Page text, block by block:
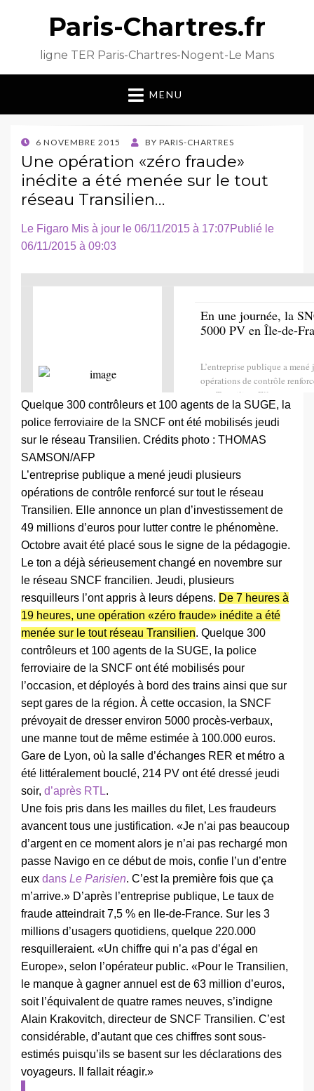
Paris-Chartres.fr
ligne TER Paris-Chartres-Nogent-Le Mans
MENU
POSTED
ON
6 NOVEMBRE 2015 BY PARIS-CHARTRES
Une opération «zéro fraude»
inédite a été menée sur le tout
réseau Transilien…
Le Figaro Mis à jour le 06/11/2015 à 17:07Publié le
06/11/2015 à 09:03
En une journée, la
5000 PV en Île-de-
L’entreprise publique a
opérations de contrôle
eau Transilien. Elle annonce
issement de 49 millions d’e…
Quelque 300 contrôleurs et 100 agents de la SUGE, la
police ferroviaire de la SNCF ont été mobilisés jeudi
sur le réseau Transilien. Crédits photo : THOMAS
SAMSON/AFP
L’entreprise publique a mené jeudi plusieurs
opérations de contrôle renforcé sur tout le réseau
Transilien. Elle annonce un plan d’investissement de
49 millions d’euros pour lutter contre le phénomène.
Octobre avait été placé sous le signe de la pédagogie.
Le ton a déjà sérieusement changé en novembre sur
le réseau SNCF francilien. Jeudi, plusieurs
resquilleurs l’ont appris à leurs dépens. De 7 heures à
19 heures, une opération «zéro fraude» inédite a été
menée sur le tout réseau Transilien. Quelque 300
contrôleurs et 100 agents de la SUGE, la police
ferroviaire de la SNCF ont été mobilisés pour
l’occasion, et déployés à bord des trains ainsi que sur
sept gares de la région. À cette occasion, la SNCF
prévoyait de dresser environ 5000 procès-verbaux,
une manne tout de même estimée à 100.000 euros.
Gare de Lyon, où la salle d’échanges RER et métro a
été littéralement bouclé, 214 PV ont été dressé jeudi
soir, d’après RTL.
Une fois pris dans les mailles du filet, Les fraudeurs
avancent tous une justification. «Je n’ai pas beaucoup
d’argent en ce moment alors je n’ai pas rechargé mon
passe Navigo en ce début de mois, confie l’un d’entre
eux dans Le Parisien. C’est la première fois que ça
m’arrive.» D’après l’entreprise publique, Le taux de
fraude atteindrait 7,5 % en Ile-de-France. Sur les 3
millions d’usagers quotidiens, quelque 220.000
resquilleraient. «Un chiffre qui n’a pas d’égal en
Europe», selon l’opérateur public. «Pour le Transilien,
le manque à gagner annuel est de 63 million d’euros,
soit l’équivalent de quatre rames neuves, s’indigne
Alain Krakovitch, directeur de SNCF Transilien. C’est
considérable, d’autant que ces chiffres sont sous-
estimés puisqu’ils se basent sur les déclarations des
voyageurs. Il fallait réagir.»